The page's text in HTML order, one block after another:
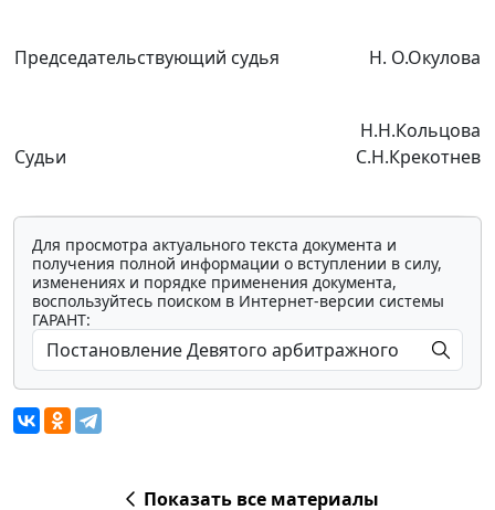
Председательствующий судья Н. О.Окулова
Судьи
Н.Н.Кольцова
С.Н.Крекотнев
Для просмотра актуального текста документа и
получения полной информации о вступлении в силу,
изменениях и порядке применения документа,
воспользуйтесь поиском в Интернет-версии системы
ГАРАНТ:
Показать все материалы